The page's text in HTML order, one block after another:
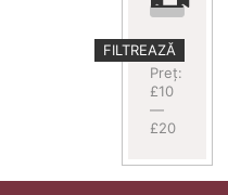
Preț
minim
Preț
maxim
FILTREAZĂ
Preț:
£10
—
£20